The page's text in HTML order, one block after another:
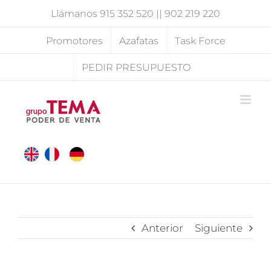
Llámanos 915 352 520 || 902 219 220
Promotores Azafatas Task Force
PEDIR PRESUPUESTO
Anterior Siguiente